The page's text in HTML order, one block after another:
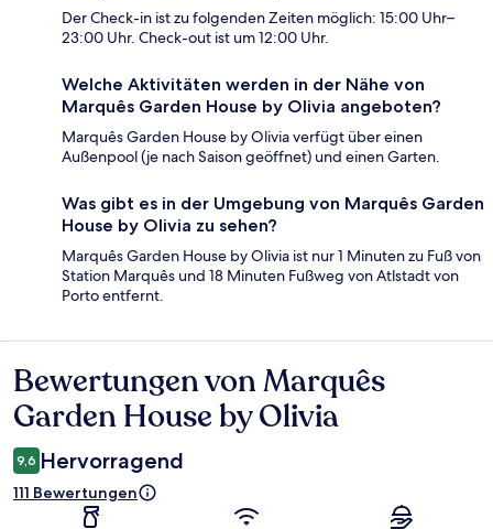
Der Check-in ist zu folgenden Zeiten möglich: 15:00 Uhr–
23:00 Uhr. Check-out ist um 12:00 Uhr.
Welche Aktivitäten werden in der Nähe von
Marquês Garden House by Olivia angeboten?
Marquês Garden House by Olivia verfügt über einen
Außenpool (je nach Saison geöffnet) und einen Garten.
Was gibt es in der Umgebung von Marquês Garden
House by Olivia zu sehen?
Marquês Garden House by Olivia ist nur 1 Minuten zu Fuß von
Station Marquês und 18 Minuten Fußweg von Atlstadt von
Porto entfernt.
Bewertungen
Bewertungen von Marquês
Garden House by Olivia
9,6 Hervorragend
111 Bewertungen